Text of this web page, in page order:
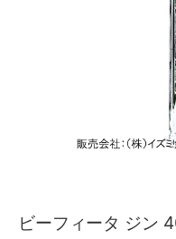
ビーフィータ ジ